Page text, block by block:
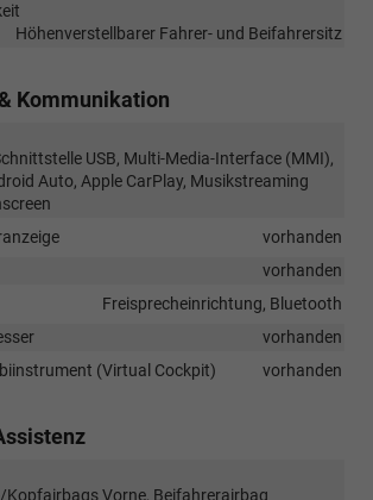
Höhenverstellbarer Fahrer- und Beifahrersitz
Kommunikation
USB, Multi-Media-Interface (MMI),
Auto, Apple CarPlay, Musikstreaming
vorhanden
vorhanden
Freisprecheinrichtung, Bluetooth
vorhanden
(Virtual Cockpit)
vorhanden
Kopfairbags Vorne, Beifahrerairbag